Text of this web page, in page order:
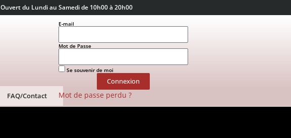
Ouvert du Lundi au Samedi de 10h00 à 20h00
FAQ/Contact
E-mail
Mot de Passe
Se souvenir de moi
Connexion
Mot de passe perdu ?